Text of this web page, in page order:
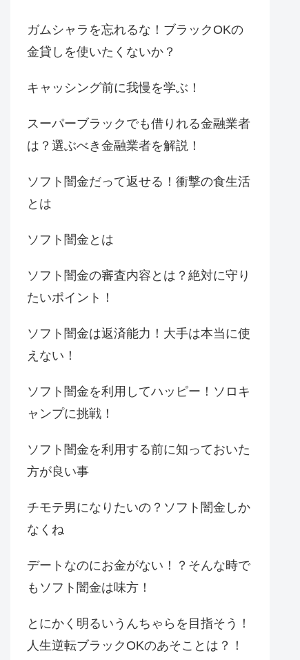
ガムシャラを忘れるな！ブラックOKの
金貸しを使いたくないか？
キャッシング前に我慢を学ぶ！
スーパーブラックでも借りれる金融業者
は？選ぶべき金融業者を解説！
ソフト闇金だって返せる！衝撃の食生活
とは
ソフト闇金とは
ソフト闇金の審査内容とは？絶対に守り
たいポイント！
ソフト闇金は返済能力！大手は本当に使
えない！
ソフト闇金を利用してハッピー！ソロキ
ャンプに挑戦！
ソフト闇金を利用する前に知っておいた
方が良い事
チモテ男になりたいの？ソフト闇金しか
なくね
デートなのにお金がない！？そんな時で
もソフト闇金は味方！
とにかく明るいうんちゃらを目指そう！
人生逆転ブラックOKのあそことは？！